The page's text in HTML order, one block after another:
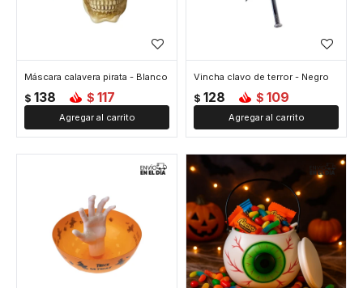
Máscara calavera pirata - Blanco
$ 138 $ 117
Vincha clavo de terror - Negro
$ 128 $ 109